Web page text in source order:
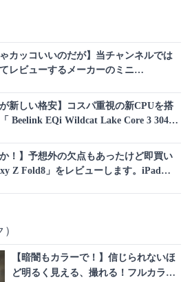
ゃカッコいいのだが】当チャンネルでは
レビューするメーカーのミニ
性能です
が新しい格安】コスパ重視の新CPUを搭
Beelink EQi Wildcat Lake Core 3 304」
か！】予想外の欠点もあったけど即買い
Z Fold8」をレビューします。iPad
【暗闇もカラーで！】信じられないほ
ど明るく見える、撮れる！フルカラー